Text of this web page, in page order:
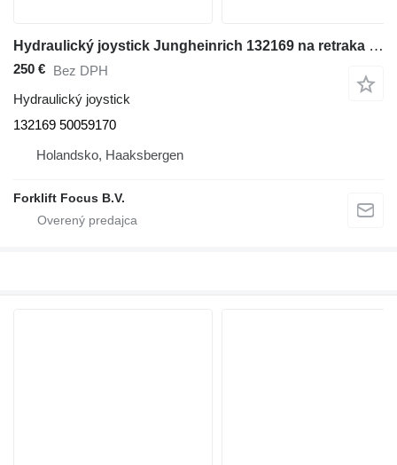
Hydraulický joystick Jungheinrich 132169 na retraka Jungheinrich ETV 214
250 € Bez DPH
Hydraulický joystick
132169 50059170
Holandsko, Haaksbergen
Forklift Focus B.V.